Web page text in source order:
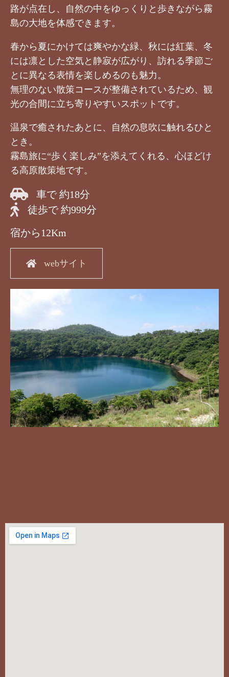
路が点在し、自然の中をゆっくりと歩きながら霧
島の大地を体感できます。
春から夏にかけては爽やかな緑、秋には紅葉、冬
には凛とした空気と静寂が広がり、訪れる季節ご
とに異なる表情を楽しめるのも魅力。
無理のない散策コースが整備されているため、観
光の合間に立ち寄りやすいスポットです。
温泉で癒されたあとに、自然の息吹に触れるひと
とき。
霧島旅に“歩く楽しみ”を添えてくれる、心ほどけ
る高原散策地です。
車で 約18分
徒歩で 約999分
宿から12Km
webサイト